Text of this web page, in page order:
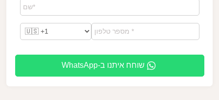
WhatsApp-שוחח איתנו ב